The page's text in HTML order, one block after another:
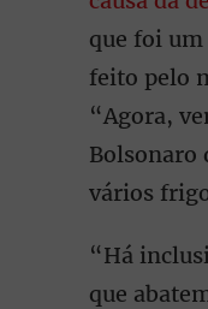
que foi
feito pelo
“Agora,
Bolsonaro
vários
“Há
que